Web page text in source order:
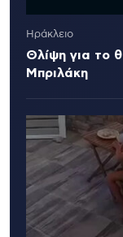
Ηράκλειο
Θλίψη για το
Μπριλάκη